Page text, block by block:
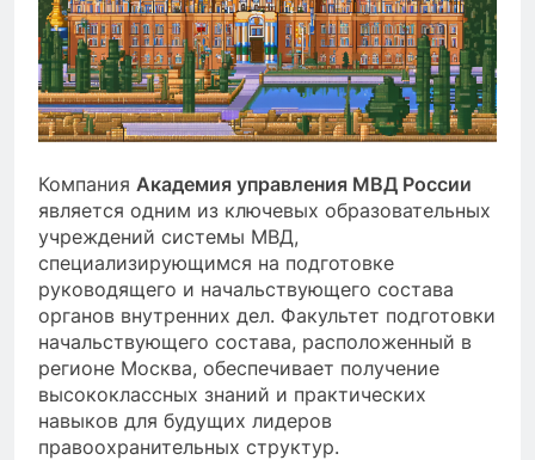
Компания Академия управления МВД России
является одним из ключевых образовательных
учреждений системы МВД,
специализирующимся на подготовке
руководящего и начальствующего состава
органов внутренних дел. Факультет подготовки
начальствующего состава, расположенный в
регионе Москва, обеспечивает получение
высококлассных знаний и практических
навыков для будущих лидеров
правоохранительных структур.